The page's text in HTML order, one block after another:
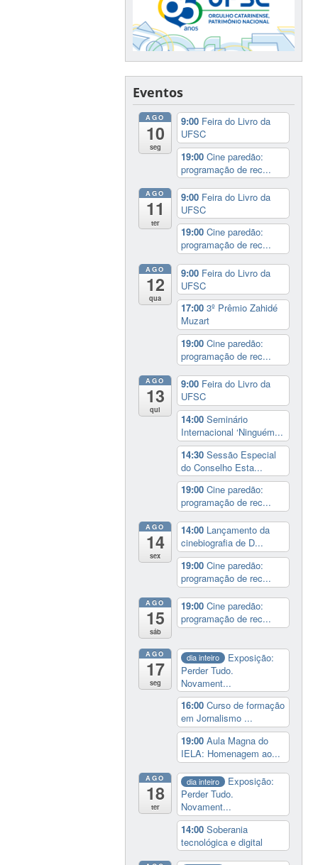
Eventos
AGO
10
seg
9:00 Feira do Livro da
UFSC
19:00Cine paredão:
programação de rec...
AGO
11
ter
9:00 Feira do Livro da
UFSC
19:00Cine paredão:
programação de rec...
AGO
12
qua
9:00 Feira do Livro da
UFSC
17:003º Prêmio Zahidé
Muzart
19:00Cine paredão:
programação de rec...
AGO
13
qui
9:00 Feira do Livro da
UFSC
14:00Seminário
Internacional ‘Ninguém...
14:30Sessão Especial
do Conselho Esta...
19:00Cine paredão:
programação de rec...
AGO
14
sex
14:00 Lançamento da
cinebiografia de D...
19:00Cine paredão:
programação de rec...
AGO
15
sáb
19:00Cine paredão:
programação de rec...
AGO
17
seg
dia inteiro
Exposição:
Perder Tudo.
Novament...
16:00Curso de formação
em Jornalismo ...
19:00Aula Magna do
IELA: Homenagem ao...
AGO
18
ter
dia inteiro
Exposição:
Perder Tudo.
Novament...
14:00Soberania
tecnológica e digital